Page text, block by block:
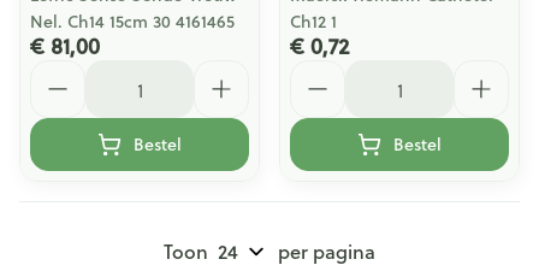
Nel. Ch14 15cm 30 4161465
€ 81,00
Bestel
Ch12 1
€ 0,72
Bestel
Toon per pagina